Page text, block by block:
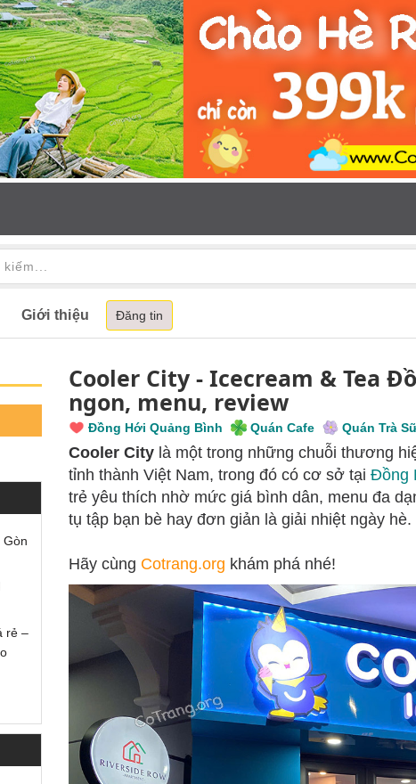
Giới thiệu Đăng tin
Gòn
rẻ –
Cooler City - Icecream & Tea
ngon, menu, review
Đồng Hới Quảng Bình Quán Cafe Quán Trà
Cooler Citylà một trong những chuỗi thương
tỉnh thành Việt Nam, trong đó có cơ sở tại Đồng
trẻ yêu thích nhờ mức giá bình dân, menu đa
tụ tập bạn bè hay đơn giản là giải nhiệt ngày hè.
Hãy cùng Cotrang.org khám phá nhé!